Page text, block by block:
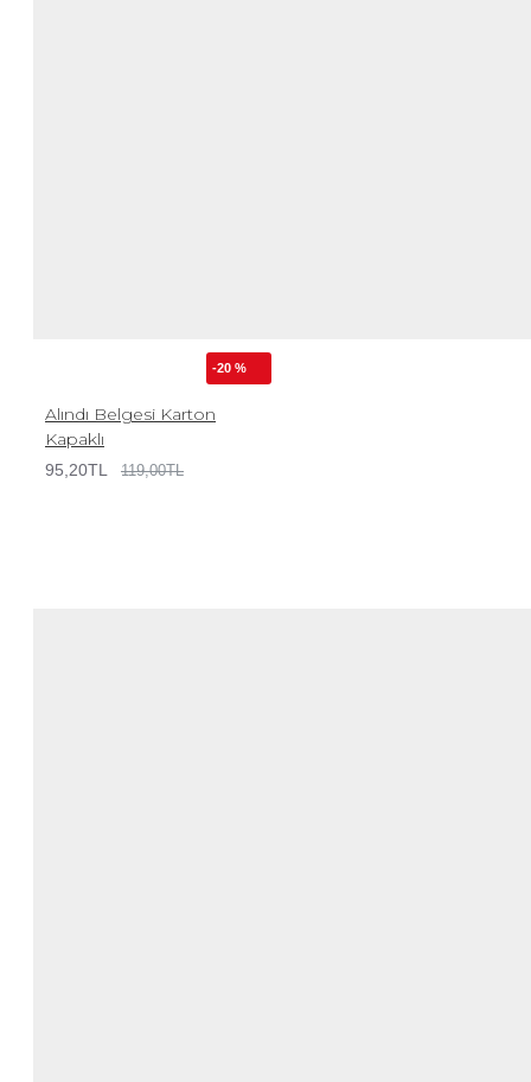
-20 %
Alındı Belgesi Karton
Kapaklı
95,20TL 119,00TL